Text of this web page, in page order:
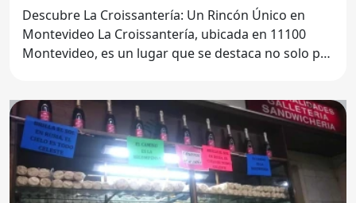
Descubre La Croissantería: Un Rincón Único en
Montevideo La Croissantería, ubicada en 11100
Montevideo, es un lugar que se destaca no solo por